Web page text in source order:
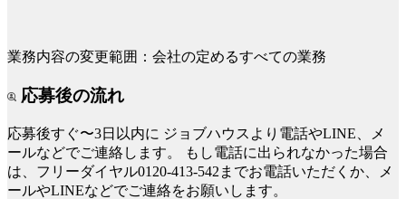
業務内容の変更範囲：会社の定めるすべての業務
応募後の流れ
応募後すぐ〜3日以内に ジョブハウスより電話やLINE、メ
ールなどでご連絡します。
もし電話に出られなかった場合
は、フリーダイヤル0120-413-542までお電話いただくか、メ
ールやLINEなどでご連絡をお願いします。